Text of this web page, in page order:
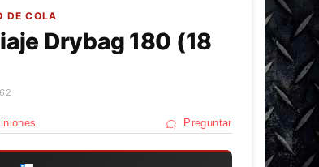
DE COLA
Drybag 180 (18
Preguntar